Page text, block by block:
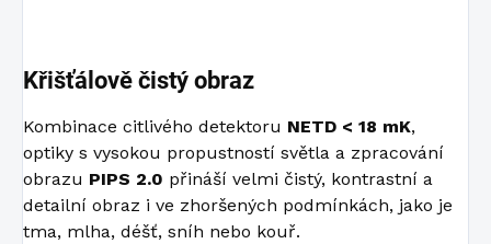
Křišťálově čistý obraz
Kombinace citlivého detektoru NETD < 18 mK,
optiky s vysokou propustností světla a zpracování
obrazu PIPS 2.0 přináší velmi čistý, kontrastní a
detailní obraz i ve zhoršených podmínkách, jako je
tma, mlha, déšť, sníh nebo kouř.